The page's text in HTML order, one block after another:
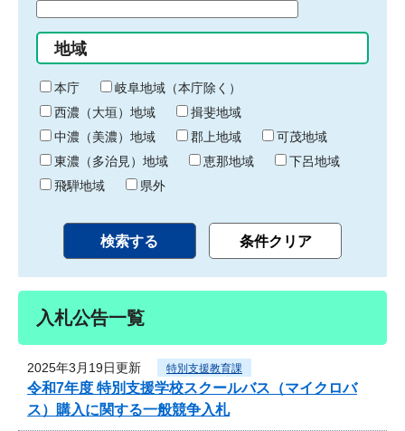
始
り
間
終
わ
り
地域
本庁
岐阜地域（本庁除く）
西濃（大垣）地域
揖斐地域
中濃（美濃）地域
郡上地域
可茂地域
東濃（多治見）地域
恵那地域
下呂地域
飛騨地域
県外
入札公告一覧
2025年3月19日更新 特別支援教育課
令和7年度 特別支援学校スクールバス（マイクロバ
ス）購入に関する一般競争入札